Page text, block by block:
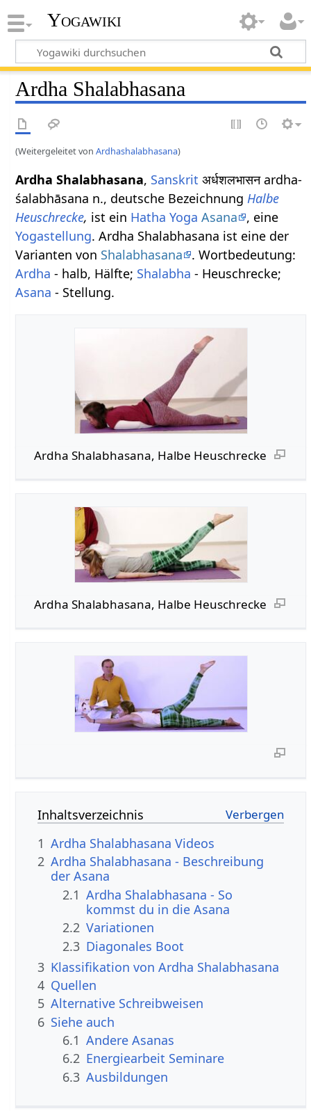
Yogawiki
Ardha Shalabhasana
(Weitergeleitet vonArdhashalabhasana)
Ardha Shalabhasana, Sanskrit अर्धशलभासन ardha-
śalabhāsana n., deutsche BezeichnungHalbe
Heuschrecke, ist ein Hatha Yoga Asana
, eine
Yogastellung. Ardha Shalabhasana ist eine der
Varianten von Shalabhasana
. Wortbedeutung:
Ardha - halb, Hälfte; Shalabha - Heuschrecke;
Asana - Stellung.
Ardha Shalabhasana, Halbe Heuschrecke
Ardha Shalabhasana, Halbe Heuschrecke
Inhaltsverzeichnis
1 Ardha Shalabhasana Videos
2 Ardha Shalabhasana - Beschreibung
der Asana
2.1 Ardha Shalabhasana - So
kommst du in die Asana
2.2 Variationen
2.3 Diagonales Boot
3 Klassifikation von Ardha Shalabhasana
4 Quellen
5 Alternative Schreibweisen
6 Siehe auch
6.1 Andere Asanas
6.2 Energiearbeit Seminare
6.3 Ausbildungen